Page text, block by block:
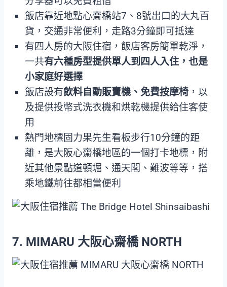
飯店靠近地點心齋橋站7、8號出口的大丸百
貨，交通非常便利，走路3分鐘即可抵達
有四人房的大阪住宿，飯店客房簡單乾淨，
一共有六種房型提供單人到四人入住，也是
小家庭好選擇
飯店設有飲料自動販賣機、免費按摩椅 ，以
及提供投幣式洗衣機和烘乾機提供給住客使
用
熱門地標固力果先生看板步行10分鐘的距
離，是大阪心齋橋地區的一個打卡地標，附
近其他景點道頓堀、通天閣、難波等等，搭
乘地鐵前往都相當便利
7. MIMARU 大阪心齋橋 NORTH